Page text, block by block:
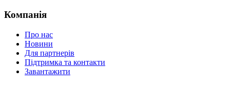
Компанія
Про нас
Новини
Для партнерів
Підтримка та контакти
Завантажити